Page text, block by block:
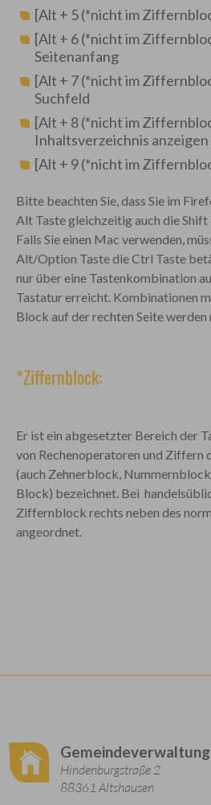
[Alt + 5 (*nicht im
[Alt + 6 (*nicht im
Seitenanfang
[Alt + 7 (*nicht im
Suchfeld
[Alt + 8 (*nicht im
Inhaltsverzeichnis anzeigen
[Alt + 9 (*nicht im
Bitte beachten Sie, dass Sie im
Alt Taste gleichzeitig auch die Shift
Falls Sie einen Mac verwenden,
Alt/Option Taste die Ctrl Taste
nur über eine Tastenkombination
Tastatur erreicht. Kombinationen
Block auf der rechten Seite
*Ziffernblock:
Er ist ein abgesetzter Bereich der
von Rechenoperatoren und
(auch Zehnerblock,
Block) bezeichnet. Bei
Ziffernblock rechts neben des
angeordnet.
Hindenburgstraße 2
88361 Altshausen